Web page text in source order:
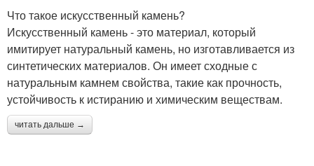
Что такое искусственный камень?
Искусственный камень - это материал, который
имитирует натуральный камень, но изготавливается из
синтетических материалов. Он имеет сходные с
натуральным камнем свойства, такие как прочность,
устойчивость к истиранию и химическим веществам.
читать дальше →